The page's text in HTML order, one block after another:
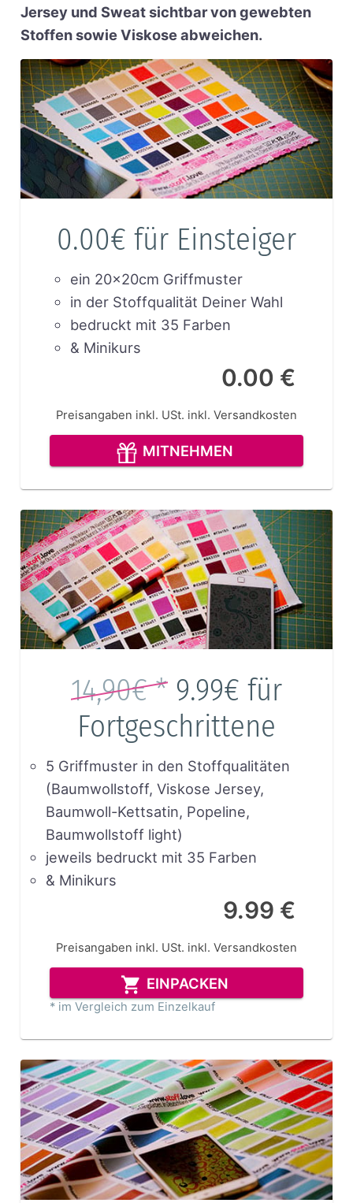
Jersey und Sweat sichtbar von gewebten
Stoffen sowie Viskose abweichen.
0.00€ für Einsteiger
ein 20x20cm Griffmuster
in der Stoffqualität Deiner Wahl
bedruckt mit 35 Farben
& Minikurs
0.00 €
Preisangaben inkl. USt. inkl. Versandkosten
MITNEHMEN
14,90€ * 9.99€ für
Fortgeschrittene
5 Griffmuster in den Stoffqualitäten
(Baumwollstoff, Viskose Jersey,
Baumwoll-Kettsatin, Popeline,
Baumwollstoff light)
jeweils bedruckt mit 35 Farben
& Minikurs
9.99 €
Preisangaben inkl. USt. inkl. Versandkosten
EINPACKEN
* im Vergleich zum Einzelkauf